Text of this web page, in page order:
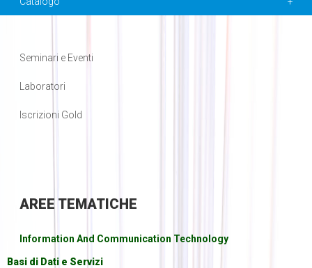
Seminari e Eventi
Laboratori
Iscrizioni Gold
AREE TEMATICHE
Information And Communication Technology
Basi di Dati e Servizi